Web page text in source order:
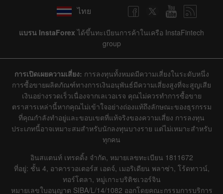
ไทย
แบรน InstaForex ได้ขึ้นทะเบียนการค้าในเครือ InstaFintech
group
การเปิดเผยความเสี่ยง: การลงทุนทั้งหมดมีความเสี่ยงในระดับหนึ่ง
การซื้อขายผลิตภัณฑ์ทางการเงินอนุพันธ์มีความเสี่ยงสูงที่จะสูญเสีย
เงินอย่างรวดเร็วเนื่องจากเลเวอเรจ คุณไม่ควรทำการซื้อขาย
ตราสารเหล่านี้หากคุณไม่เข้าใจอย่างถ่องแท้ถึงลักษณะของธุรกรรม
ที่คุณกำลังทำอยู่และขอบเขตที่แท้จริงของความเสี่ยง การลงทุน
ประเภทนี้อาจเหมาะสมสำหรับนักลงทุนบางราย แต่ไม่เหมาะสำหรับ
ทุกคน
อินสแตนท์ เทรดดิ้ง จำกัด, หมายเลขทะเบียน 1811672
ที่อยู่: ชั้น 4, อาคารวอเตอร์ส เอดจ์, เมอริเดียน พลาซ่า, โร้ดทาวน์,
ทอร์โตลา, หมู่เกาะบริติชเวอร์จิน
หมายเลขใบอนุญาต SIBA/L/14/1082 ออกโดยคณะกรรมการบริการ